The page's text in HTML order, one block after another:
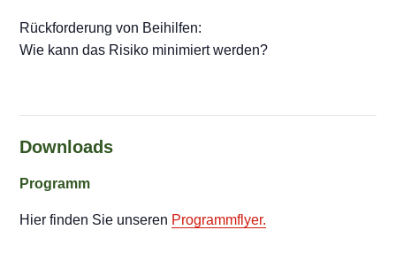
Rückforderung von Beihilfen:
Wie kann das Risiko minimiert werden?
Downloads
Programm
Hier finden Sie unseren Programmflyer.